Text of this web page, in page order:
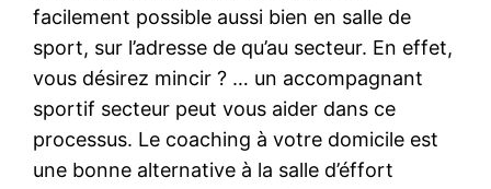
facilement possible aussi bien en salle de
sport, sur l’adresse de qu’au secteur. En effet,
vous désirez mincir ? … un accompagnant
sportif secteur peut vous aider dans ce
processus. Le coaching à votre domicile est
une bonne alternative à la salle d’éffort